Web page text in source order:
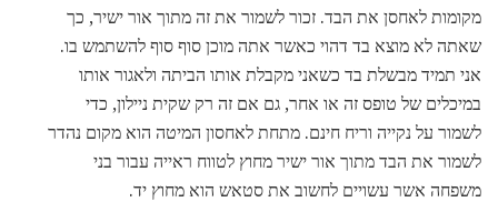
מקומות לאחסן את הבד. זכור לשמור את זה מתוך אור ישיר, כך
שאתה לא מוצא בד דהוי כאשר אתה מוכן סוף סוף להשתמש בו.
אני תמיד מבשלת בד כשאני מקבלת אותו הביתה ולאגור אותו
במיכלים של טופס זה או אחר, גם אם זה רק שקית ניילון, כדי
לשמור על נקייה וריח חינם. מתחת לאחסון המיטה הוא מקום נהדר
לשמור את הבד מתוך אור ישיר מחוץ לטווח ראייה עבור בני
משפחה אשר עשויים לחשוב את סטאש הוא מחוץ יד.